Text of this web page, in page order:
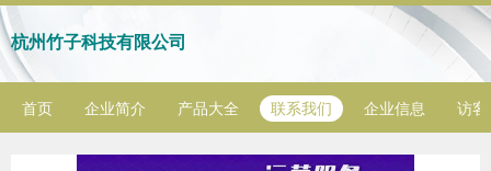
杭州竹子科技有限公司
首页 企业简介 产品大全 联系我们 企业信息 访客